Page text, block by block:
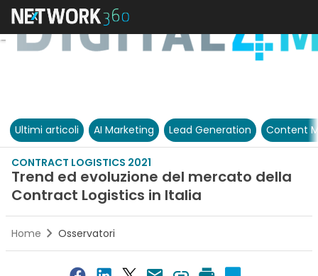
Ultimi articoli AI Marketing Lead Generation Content
CONTRACT LOGISTICS 2021
Trend ed evoluzione del mercato della
Contract Logistics in Italia
Home Osservatori